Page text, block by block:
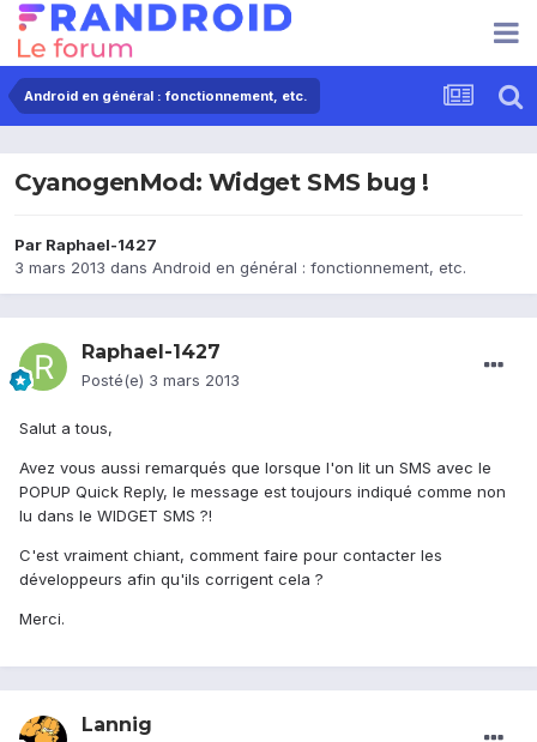
Android en général : fonctionnement, etc.
CyanogenMod: Widget SMS bug !
Par Raphael-1427
3 mars 2013 dans Android en général : fonctionnement, etc.
Raphael-1427
Posté(e) 3 mars 2013
Salut a tous,
Avez vous aussi remarqués que lorsque l'on lit un SMS avec le
POPUP Quick Reply, le message est toujours indiqué comme non
lu dans le WIDGET SMS ?!
C'est vraiment chiant, comment faire pour contacter les
développeurs afin qu'ils corrigent cela ?
Merci.
Lannig